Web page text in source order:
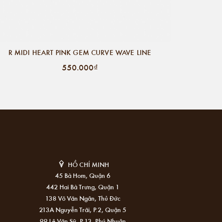
R MIDI HEART PINK GEM CURVE WAVE LINE
550.000₫
HỒ CHÍ MINH
45 Bà Hom, Quận 6
442 Hai Bà Trưng, Quận 1
138 Võ Văn Ngân, Thủ Đức
213A Nguyễn Trãi, P.2, Quận 5